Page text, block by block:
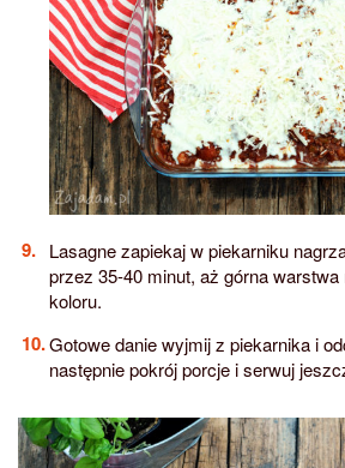
Lasagne zapiekaj w piekarniku
przez 35-40 minut, aż górna warstwa
koloru.
Gotowe danie wyjmij z piekarnika i
następnie pokrój porcje i serwuj